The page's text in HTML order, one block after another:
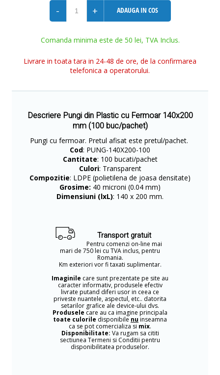
- + ADAUGA IN COS
Comanda minima este de 50 lei, TVA Inclus.
Livrare in toata tara in 24-48 de ore, de la confirmarea
telefonica a operatorului.
Descriere Pungi din Plastic cu Fermoar 140x200
mm (100 buc/pachet)
Pungi cu fermoar. Pretul afisat este pretul/pachet.
Cod: PUNG-140X200-100
Cantitate: 100 bucati/pachet
Culori: Transparent
Compozitie: LDPE (polietilena de joasa densitate)
Grosime: 40 microni (0.04 mm)
Dimensiuni (lxL): 140 x 200 mm.
Transport gratuit
Pentru comenzi on-line mai
mari de 750 lei cu TVA inclus, pentru
Romania.
Km exteriori vor fi taxati suplimentar.
Imaginile care sunt prezentate pe site au
caracter informativ, produsele efectiv
livrate putand diferi usor in ceea ce
priveste nuantele, aspectul, etc.. datorita
setarilor grafice ale device-ului dvs.
Produsele care au ca imagine principala
toate culorile disponibile nu inseamna
ca se pot comercializa si mix.
Disponibilitate: Va rugam sa cititi
sectiunea Termeni si Conditii pentru
disponibilitatea produselor.